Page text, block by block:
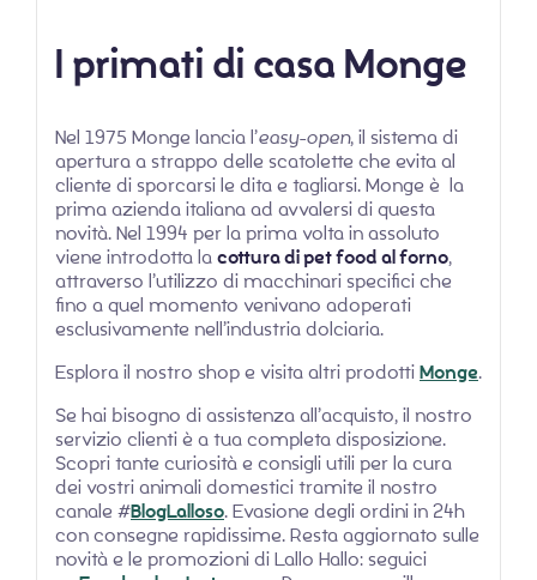
I primati di casa Monge
Nel 1975 Monge lancia l’easy-open, il sistema di
apertura a strappo delle scatolette che evita al
cliente di sporcarsi le dita e tagliarsi. Monge è la
prima azienda italiana ad avvalersi di questa
novità. Nel 1994 per la prima volta in assoluto
viene introdotta lacottura di pet food al forno,
attraverso l’utilizzo di macchinari specifici che
fino a quel momento venivano adoperati
esclusivamente nell’industria dolciaria.
Esplora il nostro shop e visita altri prodottiMonge.
Se hai bisogno di assistenza all’acquisto, il nostro
servizio clienti è a tua completa disposizione.
Scopri tante curiosità e consigli utili per la cura
dei vostri animali domestici tramite il nostro
canale #BlogLalloso. Evasione degli ordini in 24h
con consegne rapidissime. Resta aggiornato sulle
novità e le promozioni di Lallo Hallo: seguici